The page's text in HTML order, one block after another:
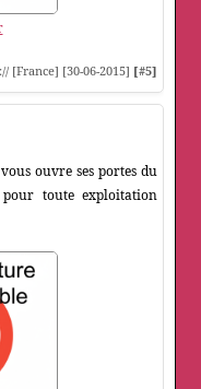
:// [France] [30-06-2015] [#5]
ouvre ses portes du
toute exploitation